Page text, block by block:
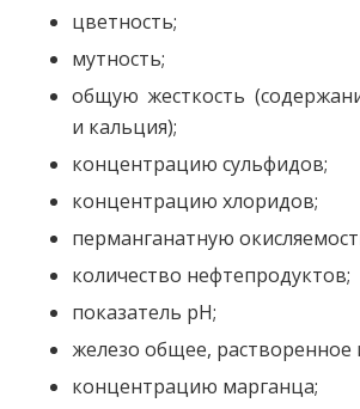
цветность;
мутность;
общую жесткость
и кальция);
концентрацию сульфидов;
концентрацию хлоридов;
перманганатную
количество нефтепродуктов;
показатель рН;
железо общее, растворенное
концентрацию марганца;